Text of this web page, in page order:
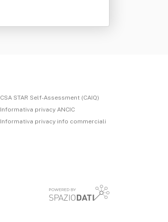
CSA STAR Self-Assessment (CAIQ)
Informativa privacy ANCIC
Informativa privacy info commerciali